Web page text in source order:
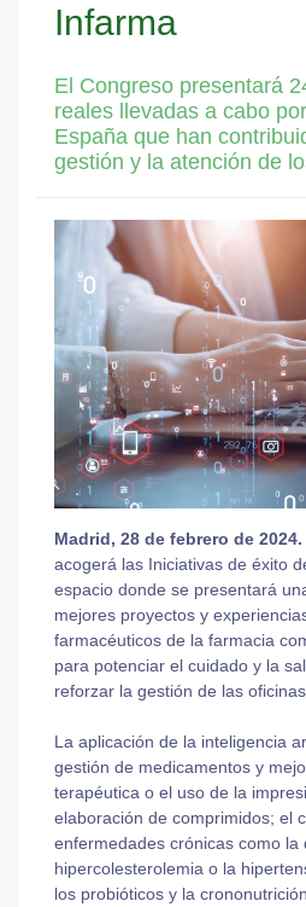
Infarma
El Congreso presentará
reales llevadas a cabo
España que han
gestión y la atención de
Madrid, 28 de febrero de 2024.
acogerá las Iniciativas de éxito
espacio donde se presentará
mejores proyectos y
farmacéuticos de la farmacia
para potenciar el cuidado y la
reforzar la gestión de las
La aplicación de la inteligencia
gestión de medicamentos y
terapéutica o el uso de la
elaboración de comprimidos; el
enfermedades crónicas como la
hipercolesterolemia o la
los probióticos y la